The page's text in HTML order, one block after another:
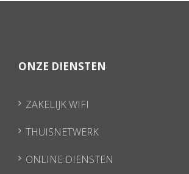
ONZE DIENSTEN
ZAKELIJK WIFI
THUISNETWERK
ONLINE DIENSTEN